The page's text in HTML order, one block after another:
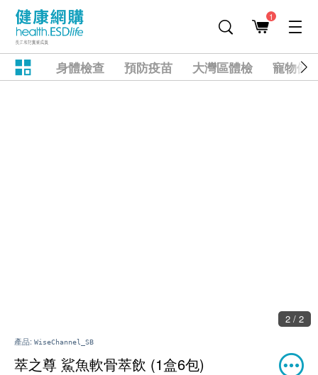
1
身體檢查 預防疫苗 大灣區體檢 寵物健
2 / 2
產品: WiseChannel_SB
萃之尊 鯊魚軟骨萃飲 (1盒6包)